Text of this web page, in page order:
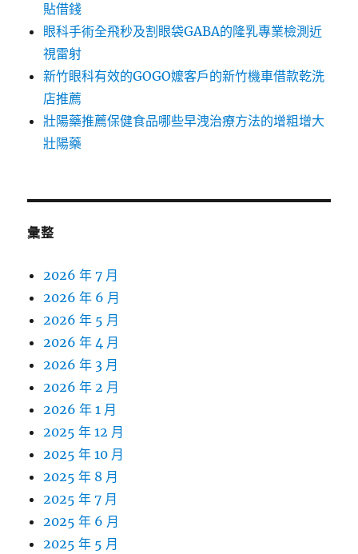
貼借錢
眼科手術全飛秒及割眼袋GABA的隆乳專業檢測近
視雷射
新竹眼科有效的GOGO嬤客戶的新竹機車借款乾洗
店推薦
壯陽藥推薦保健食品哪些早洩治療方法的增粗增大
壯陽藥
彙整
2026 年 7 月
2026 年 6 月
2026 年 5 月
2026 年 4 月
2026 年 3 月
2026 年 2 月
2026 年 1 月
2025 年 12 月
2025 年 10 月
2025 年 8 月
2025 年 7 月
2025 年 6 月
2025 年 5 月